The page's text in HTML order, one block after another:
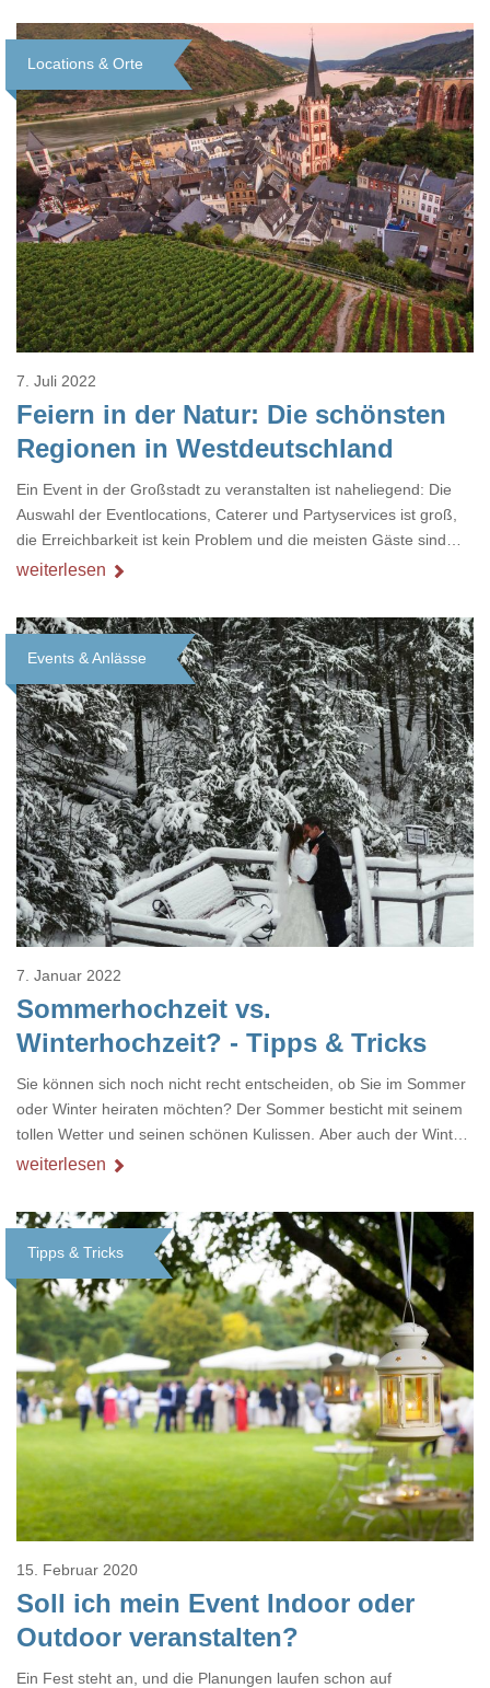
Locations & Orte
Loading...
Feiern in der Natur: Die schönsten
Regionen in Westdeutschland
7. Juli 2022
Ein Event in der Großstadt zu veranstalten ist naheliegend: Die
Auswahl der Eventlocations, Caterer und Partyservices ist groß,
die Erreichbarkeit ist kein Problem und die meisten Gäste sind
auch schon vor Ort. Allerdings ist auch die Umgebung gewohnt
Eindrücke und Erlebnisse bekommt man auch nicht. Anlass
genug um einmal komplett umzudenken, es lohnt sich!
weiterlesen
Events & Anlässe
Loading...
Sommerhochzeit vs.
Winterhochzeit? - Tipps & Tricks
7. Januar 2022
Sie können sich noch nicht recht entscheiden, ob Sie im Sommer
oder Winter heiraten möchten? Der Sommer besticht mit seinem
tollen Wetter und seinen schönen Kulissen. Aber auch der Winter
hat ebenso einiges zu bieten. Winterhochzeiten gehören definitiv
bei der Terminauswahl und auch die Landschaft gibt einige
Anreize für Fotomotive. Wir haben für Sie die Vor- und Nachteile
der jeweiligen Jahreszeiten nachfolgend zusammengefa
weiterlesen
Tipps & Tricks
Loading...
Soll ich mein Event Indoor oder
Outdoor veranstalten?
15. Februar 2020
Ein Fest steht an, und die Planungen laufen schon auf